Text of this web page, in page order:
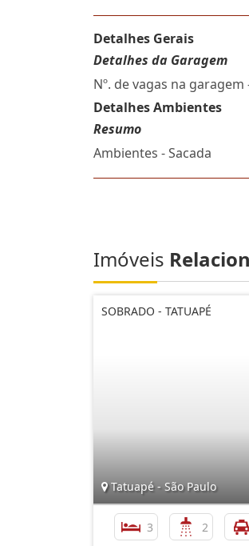
Detalhes Gerais
Detalhes da Garagem
Nº. de vagas na garagem
Detalhes Ambientes
Resumo
Ambientes - Sacada
Imóveis
SOBRADO - TATUAPÉ
Tatuapé - São Paulo
3 2